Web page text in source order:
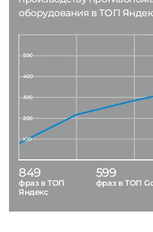
оборудования в ТОП
849
фраз в ТОП
Яндекс
599
фраз в ТОП